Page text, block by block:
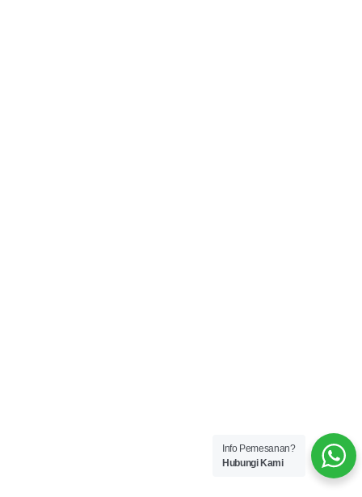
Info Pemesanan?
Hubungi Kami